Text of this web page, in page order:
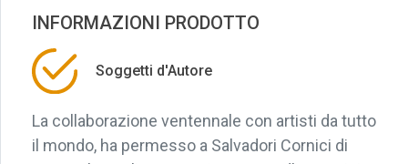
INFORMAZIONI PRODOTTO
Soggetti d'Autore
La collaborazione ventennale con artisti da tutto
il mondo, ha permesso a Salvadori Cornici di